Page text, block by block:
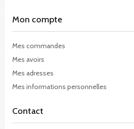
Mon compte
Mes commandes
Mes avoirs
Mes adresses
Mes informations personnelles
Contact